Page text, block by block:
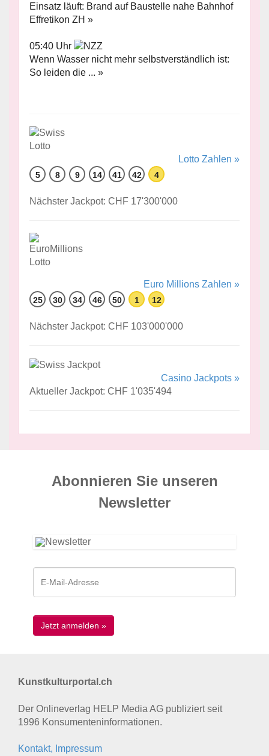
Einsatz läuft: Brand auf Baustelle nahe Bahnhof
Effretikon ZH »
05:40 Uhr
Wenn Wasser nicht mehr selbstverständlich ist:
So leiden die ... »
Lotto Zahlen »
5 8 9 14 41 42 4
Nächster Jackpot: CHF 17'300'000
Euro Millions Zahlen »
25 30 34 46 50 1 12
Nächster Jackpot: CHF 103'000'000
Casino Jackpots »
Aktueller Jackpot: CHF 1'035'494
Abonnieren Sie unseren
News­letter
Kunstkulturportal.ch
Der Onlineverlag HELP Media AG publiziert seit
1996 Konsumenten­informationen.
Kontakt, Impressum